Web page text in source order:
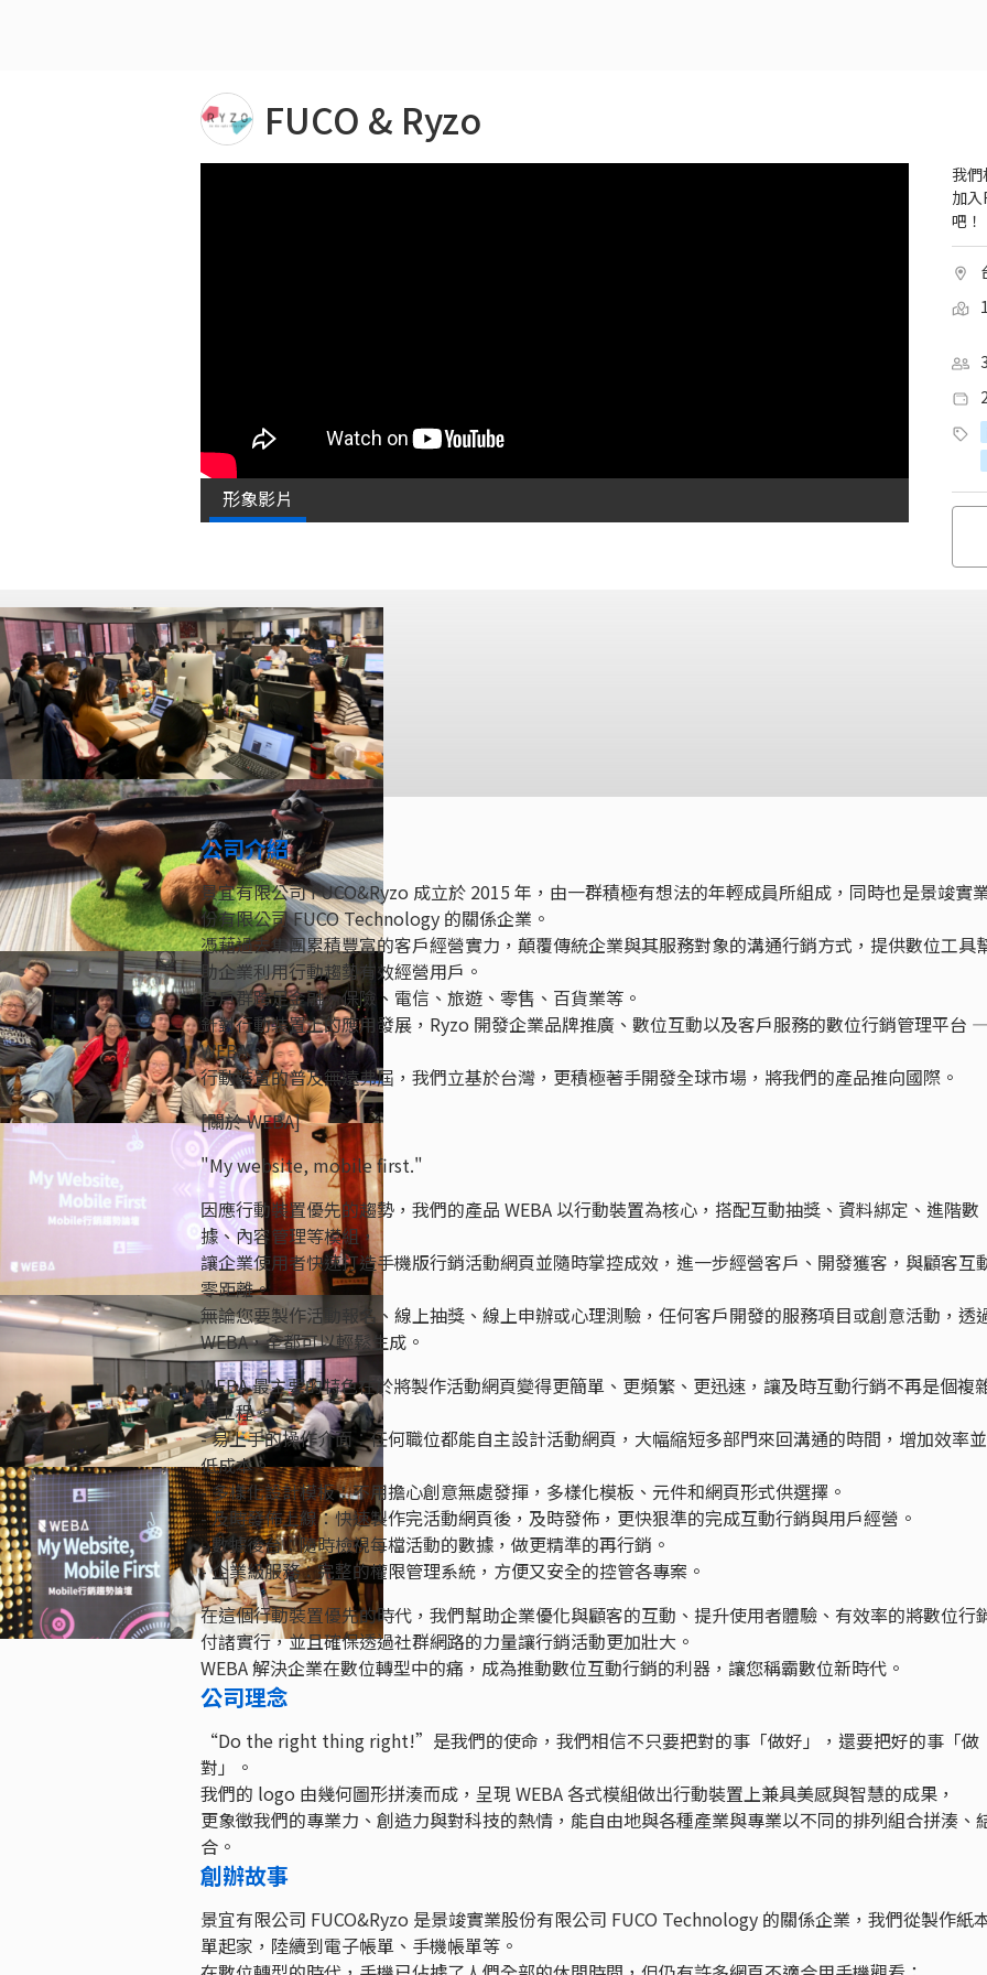
FUCO & Ryzo
形象影片
我們
加
吧！
公司介紹
景宜有限公司 FUCO&Ryzo 成立於 2015 年，由一群積極有想法的年輕成員所組成，同時也是景竣實
份有限公司 FUCO Technology 的關係企業。
憑藉過去集團累積豐富的客戶經營實力，顛覆傳統企業與其服務對象的溝通行銷方式，提供數位工具
助企業利用行動趨勢有效經營用戶。
客戶群跨足金融、保險、電信、旅遊、零售、百貨業等。
針對行動裝置上的應用發展，Ryzo 開發企業品牌推廣、數位互動以及客戶服務的數位行銷管理平台 —
WEBA。
行動裝置的普及無遠弗屆，我們立基於台灣，更積極著手開發全球市場，將我們的產品推向國際。
[關於 WEBA]
"My website, mobile first."
因應行動裝置優先的趨勢，我們的產品 WEBA 以行動裝置為核心，搭配互動抽獎、資料綁定、進階數
據、內容管理等模組，
讓企業使用者快速打造手機版行銷活動網頁並隨時掌控成效，進一步經營客戶、開發獲客，與顧客互
零距離。
無論您要製作活動報名、線上抽獎、線上申辦或心理測驗，任何客戶開發的服務項目或創意活動，透
WEBA，全都可以輕鬆生成。
WEBA 最主要的特色在於將製作活動網頁變得更簡單、更頻繁、更迅速，讓及時互動行銷不再是個複
大工程。
- 易上手的操作介面：任何職位都能自主設計活動網頁，大幅縮短多部門來回溝通的時間，增加效率
低成本。
- 多樣化設計模板：不用擔心創意無處發揮，多樣化模板、元件和網頁形式供選擇。
- 及時發佈上線：快速製作完活動網頁後，及時發佈，更快狠準的完成互動行銷與用戶經營。
- 數據後台：隨時檢視每檔活動的數據，做更精準的再行銷。
- 企業級服務：完整的權限管理系統，方便又安全的控管各專案。
在這個行動裝置優先的時代，我們幫助企業優化與顧客的互動、提升使用者體驗、有效率的將數位行
付諸實行，並且確保透過社群網路的力量讓行銷活動更加壯大。
WEBA 解決企業在數位轉型中的痛，成為推動數位互動行銷的利器，讓您稱霸數位新時代。
公司理念
“Do the right thing right!”是我們的使命，我們相信不只要把對的事「做好」，還要把好的事「做
對」。
我們的 logo 由幾何圖形拼湊而成，呈現 WEBA 各式模組做出行動裝置上兼具美感與智慧的成果，
更象徵我們的專業力、創造力與對科技的熱情，能自由地與各種產業與專業以不同的排列組合拼湊、
合。
創辦故事
景宜有限公司 FUCO&Ryzo 是景竣實業股份有限公司 FUCO Technology 的關係企業，我們從製作紙
單起家，陸續到電子帳單、手機帳單等。